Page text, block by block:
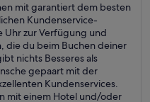
mit garantiert dem besten
Kundenservice-
zur Verfügung und
die du beim Buchen deiner
nichts Besseres als
gepaart mit der
Kundenservices.
mit einem Hotel und/oder